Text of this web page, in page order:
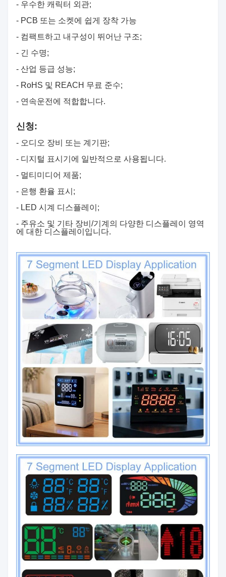
- 우수한 캐릭터 외관;
- PCB 또는 소켓에 쉽게 장착 가능
- 컴팩트하고 내구성이 뛰어난 구조;
- 긴 수명;
- 산업 등급 성능;
- RoHS 및 REACH 무료 준수;
- 연속운전에 적합합니다.
신청:
- 오디오 장비 또는 계기판;
- 디지털 표시기에 일반적으로 사용됩니다.
- 멀티미디어 제품;
- 은행 환율 표시;
- LED 시계 디스플레이;
- 주유소 및 기타 장비/기계의 다양한 디스플레이 영역
에 대한 디스플레이입니다.